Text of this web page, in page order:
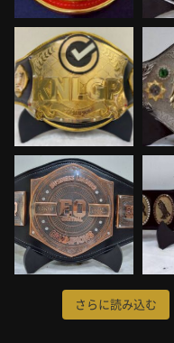
さらに読み込む